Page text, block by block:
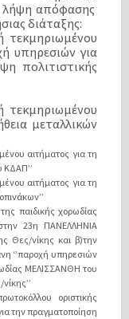
λήψη απόφασης
διάταξης:
τεκμηριωμένου
υπηρεσιών για
πολιτιστικής
τεκμηριωμένου
μεταλλικών
αιτήματος για τη
ΚΔΑΠ’’
αιτήματος για τη
παιδικής χορωδίας
23η ΠΑΝΕΛΛΗΝΙΑ
Θες/νίκης και β)την
‘’παροχή υπηρεσιών
ΜΕΛΙΣΣΑΝΘΗ του
οριστικής
την πραγματοποίηση